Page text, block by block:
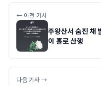
← 이전 기사
주왕산서 숨진 채
이 홀로 산행
다음 기사 →